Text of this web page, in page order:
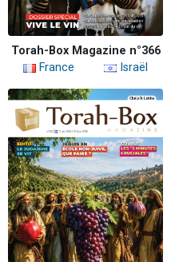
Torah-Box Magazine n°366
France
Israël